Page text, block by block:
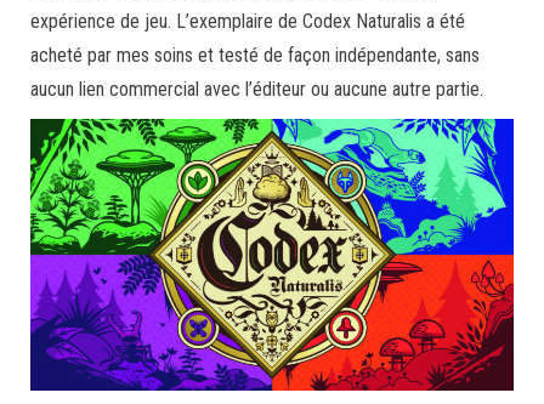
expérience de jeu. L’exemplaire de Codex Naturalis a été
acheté par mes soins et testé de façon indépendante, sans
aucun lien commercial avec l’éditeur ou aucune autre partie.